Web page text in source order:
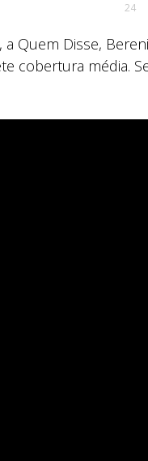
24
Quem Disse,
cobertura média.